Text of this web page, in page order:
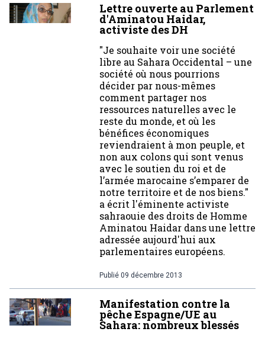
Lettre ouverte au Parlement
d'Aminatou Haidar,
activiste des DH
"Je souhaite voir une société
libre au Sahara Occidental – une
société où nous pourrions
décider par nous-mêmes
comment partager nos
ressources naturelles avec le
reste du monde, et où les
bénéfices économiques
reviendraient à mon peuple, et
non aux colons qui sont venus
avec le soutien du roi et de
l’armée marocaine s’emparer de
notre territoire et de nos biens."
a écrit l'éminente activiste
sahraouie des droits de Homme
Aminatou Haidar dans une lettre
adressée aujourd'hui aux
parlementaires européens.
Publié 09 décembre 2013
Manifestation contre la
pêche Espagne/UE au
Sahara: nombreux blessés